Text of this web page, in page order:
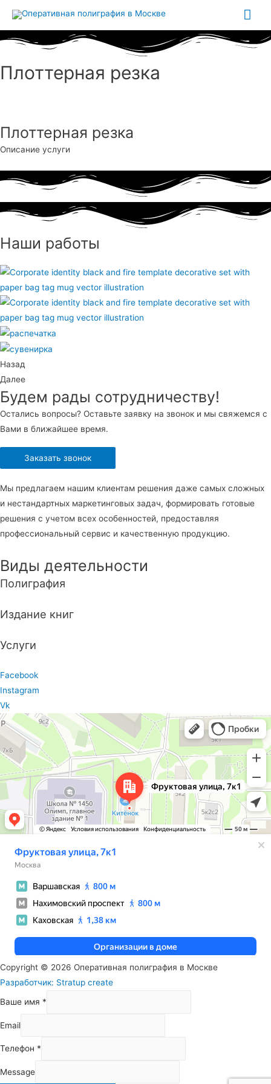
Плоттерная резка
Плоттерная резка
Описание услуги
Наши работы
Назад
Далее
Будем рады сотрудничеству!
Остались вопросы? Оставьте заявку на звонок и мы свяжемся с
Вами в ближайшее время.
Заказать звонок
Мы предлагаем нашим клиентам решения даже самых сложных
и нестандартных маркетинговых задач, формировать готовые
решения с учетом всех особенностей, предоставляя
профессиональный сервис и качественную продукцию.
Виды деятельности
Полиграфия
Издание книг
Услуги
Facebook
Instagram
Vk
Москва
Фруктовая улица, 7к1 — Яндекс Карты
Copyright © 2026 Оперативная полиграфия в Москве
Разработчик: Stratup create
Ваше имя *
Email
Телефон *
Message